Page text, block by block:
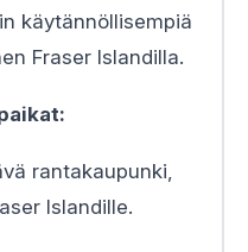
käytännöllisempiä
Fraser Islandilla.
rantakaupunki,
Islandille.